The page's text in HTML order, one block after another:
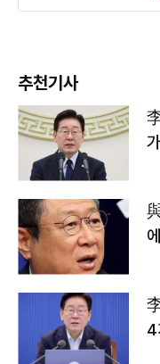
추천기사
4